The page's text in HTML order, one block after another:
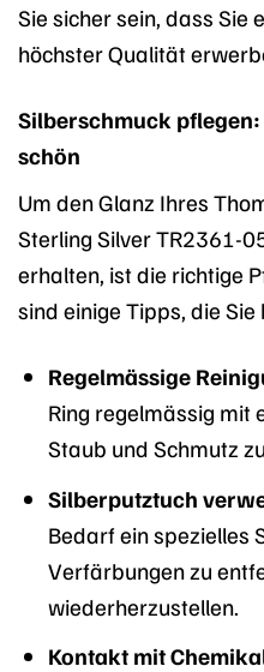
Sie sicher sein, dass Sie
höchster Qualität
Silberschmuck
schön
Um den Glanz Ihres
Sterling Silver TR2361-
erhalten, ist die richtige
sind einige Tipps, die
Regelmässige
Ring regelmässig mit
Staub und Schmutz
Silberputztuch
Bedarf ein spezielles
Verfärbungen zu
wiederherzustellen.
Kontakt mit